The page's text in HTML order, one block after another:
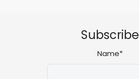
Subscribe
Name*